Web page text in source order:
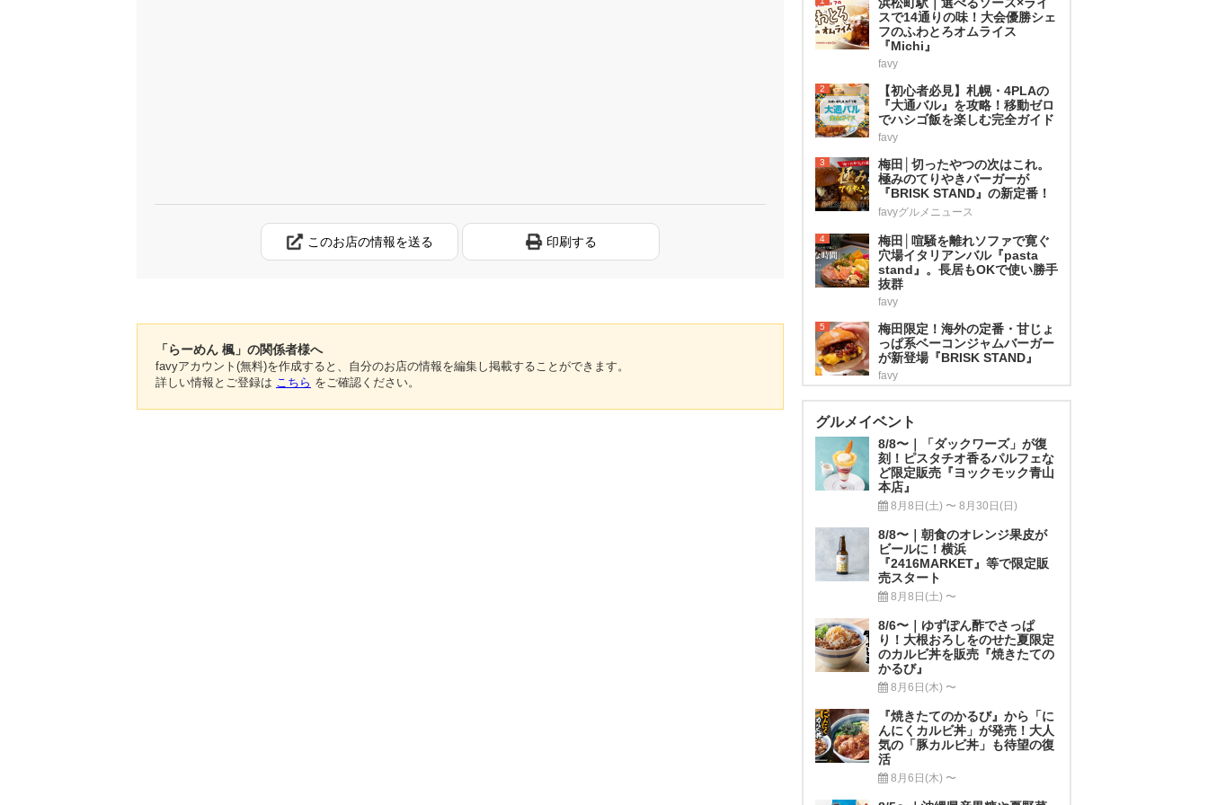
このお店の情報を送る 印刷する
「らーめん 楓」の関係者様へ
favyアカウント(無料)を作成すると、自分のお店の情報を編集し掲載することができます。
詳しい情報とご登録は こちら をご確認ください。
スで14通りの味！大会優勝シェ
フのふわとろオムライス
『Michi』
favy
2
【初心者必見】札幌・4PLAの
『大通バル』を攻略！移動ゼロ
でハシゴ飯を楽しむ完全ガイド
favy
3
梅田│切ったやつの次はこれ。
極みのてりやきバーガーが
『BRISK STAND』の新定番！
favyグルメニュース
4
梅田│喧騒を離れソファで寛ぐ
穴場イタリアンバル『pasta
stand』。長居もOKで使い勝手
抜群
favy
5
梅田限定！海外の定番・甘じょ
っぱ系ベーコンジャムバーガー
が新登場『BRISK STAND』
favy
グルメイベント
8/8〜｜「ダックワーズ」が復
刻！ピスタチオ香るパルフェな
ど限定販売『ヨックモック青山
本店』
8月8日(土) 〜 8月30日(日)
8/8〜｜朝食のオレンジ果皮が
ビールに！横浜
『2416MARKET』等で限定販
売スタート
8月8日(土) 〜
8/6〜｜ゆずぽん酢でさっぱ
り！大根おろしをのせた夏限定
のカルビ丼を販売『焼きたての
かるび』
8月6日(木) 〜
『焼きたてのかるび』から「に
んにくカルビ丼」が発売！大人
気の「豚カルビ丼」も待望の復
活
8月6日(木) 〜